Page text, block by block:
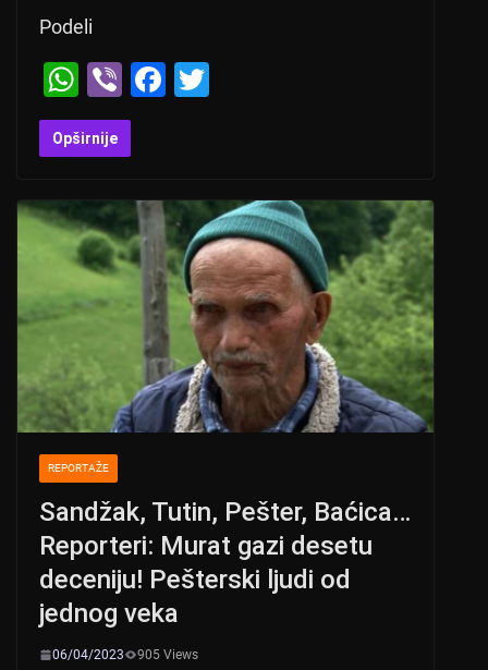
Podeli
W
h
at
A
p
p
Vi
b
er
F
b
o
o
k
Opširnije
REPORTAŽE
Sandžak, Tutin, Pešter, Baćica…
Reporteri: Murat gazi desetu
deceniju! Pešterski ljudi od
jednog veka
06/04/2023
905 Views